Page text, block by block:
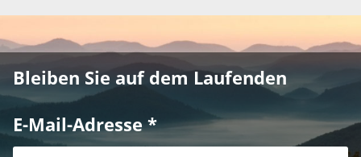
Bleiben Sie auf dem Laufenden
E-Mail-Adresse*